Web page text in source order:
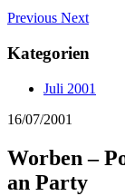
Previous Next
Kategorien
Juli 2001
16/07/2001
Worben –
an Party